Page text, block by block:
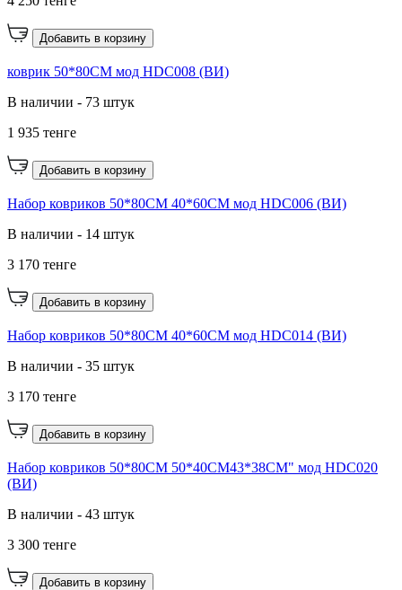
Добавить в корзину
коврик 50*80CM мод HDC008 (ВИ)
В наличии - 73 штук
1 935 тенге
Добавить в корзину
Набор ковриков 50*80CM 40*60CM мод HDC006 (ВИ)
В наличии - 14 штук
3 170 тенге
Добавить в корзину
Набор ковриков 50*80CM 40*60CM мод HDC014 (ВИ)
В наличии - 35 штук
3 170 тенге
Добавить в корзину
Набор ковриков 50*80CM 50*40CM43*38CM" мод HDC020
(ВИ)
В наличии - 43 штук
3 300 тенге
Добавить в корзину